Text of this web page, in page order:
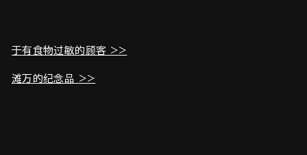
于有食物过敏的顾客 >>
滩万的纪念品 >>